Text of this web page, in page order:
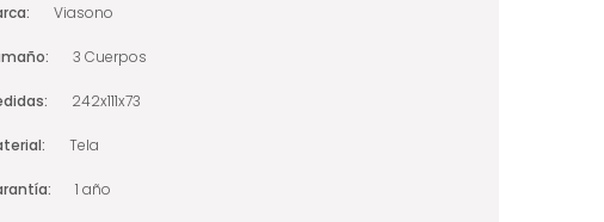
Viasono
3 Cuerpos
242x111x73
Tela
1 año